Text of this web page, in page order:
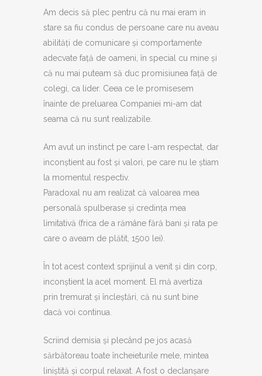
Am decis să plec pentru că nu mai eram in
stare sa fiu condus de persoane care nu aveau
abilități de comunicare și comportamente
adecvate față de oameni, în special cu mine și
că nu mai puteam să duc promisiunea față de
colegi, ca lider. Ceea ce le promisesem
înainte de preluarea Companiei mi-am dat
seama că nu sunt realizabile.
Am avut un instinct pe care l-am respectat, dar
inconștient au fost și valori, pe care nu le știam
la momentul respectiv.
Paradoxal nu am realizat că valoarea mea
personală spulberase și credința mea
limitativă (frica de a rămâne fără bani și rata pe
care o aveam de plătit, 1500 lei).
În tot acest context sprijinul a venit și din corp,
inconștient la acel moment. El mă avertiza
prin tremurat și încleștări, că nu sunt bine
dacă voi continua.
Scriind demisia și plecând pe jos acasă
sărbătoreau toate încheieturile mele, mintea
liniștită și corpul relaxat. A fost o declanșare